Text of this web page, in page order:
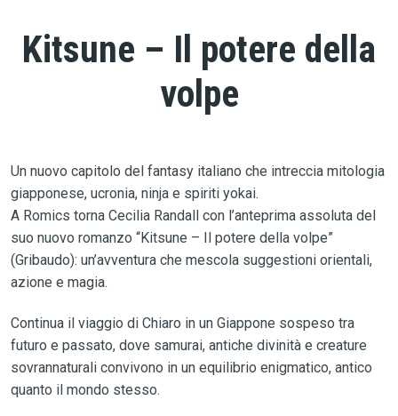
Kitsune – Il potere della
volpe
Un nuovo capitolo del fantasy italiano che intreccia mitologia
giapponese, ucronia, ninja e spiriti yokai.
A Romics torna Cecilia Randall con l’anteprima assoluta del
suo nuovo romanzo “Kitsune – Il potere della volpe”
(Gribaudo): un’avventura che mescola suggestioni orientali,
azione e magia.
Continua il viaggio di Chiaro in un Giappone sospeso tra
futuro e passato, dove samurai, antiche divinità e creature
sovrannaturali convivono in un equilibrio enigmatico, antico
quanto il mondo stesso.